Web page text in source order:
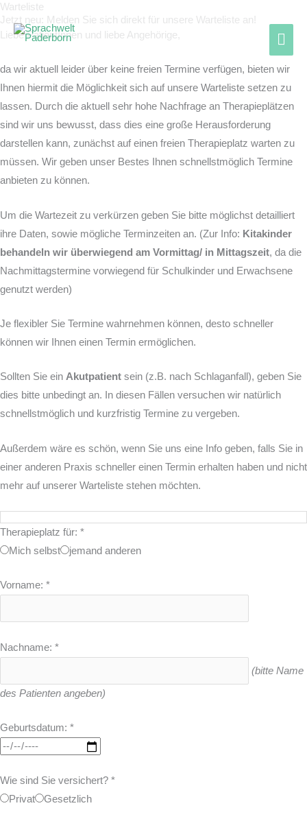
Zum
Inhalt
Warteliste
Jetzt neu: Melden Sie sich direkt für unsere Warteliste an!
Liebe PatientInnen und liebe Angehörige,
da wir aktuell leider über keine freien Termine verfügen, bieten wir
Ihnen hiermit die Möglichkeit sich auf unsere Warteliste setzen zu
lassen. Durch die aktuell sehr hohe Nachfrage an Therapieplätzen
sind wir uns bewusst, dass dies eine große Herausforderung
darstellen kann, zunächst auf einen freien Therapieplatz warten zu
müssen. Wir geben unser Bestes Ihnen schnellstmöglich Termine
anbieten zu können.
Um die Wartezeit zu verkürzen geben Sie bitte möglichst detailliert
ihre Daten, sowie mögliche Terminzeiten an. (Zur Info: Kitakinder
behandeln wir überwiegend am Vormittag/ in Mittagszeit, da die
Nachmittagstermine vorwiegend für Schulkinder und Erwachsene
genutzt werden)
Je flexibler Sie Termine wahrnehmen können, desto schneller
können wir Ihnen einen Termin ermöglichen.
Sollten Sie ein Akutpatient sein (z.B. nach Schlaganfall), geben Sie
dies bitte unbedingt an. In diesen Fällen versuchen wir natürlich
schnellstmöglich und kurzfristig Termine zu vergeben.
Außerdem wäre es schön, wenn Sie uns eine Info geben, falls Sie in
einer anderen Praxis schneller einen Termin erhalten haben und nicht
mehr auf unserer Warteliste stehen möchten.
Therapieplatz für: *
Mich selbst
jemand anderen
Vorname: *
Nachname: *
(bitte Name
des Patienten angeben)
Geburtsdatum: *
Wie sind Sie versichert? *
Privat
Gesetzlich